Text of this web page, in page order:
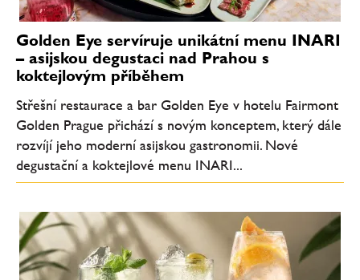
Golden Eye servíruje unikátní menu INARI
– asijskou degustaci nad Prahou s
koktejlovým příběhem
Střešní restaurace a bar Golden Eye v hotelu Fairmont
Golden Prague přichází s novým konceptem, který dále
rozvíjí jeho moderní asijskou gastronomii. Nové
degustační a koktejlové menu INARI...